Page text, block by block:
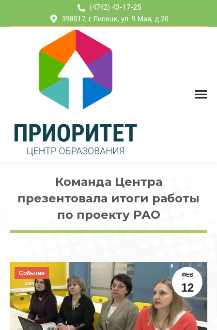
(4742) 43-17-25
398017, г.Липецк, ул. 9 Мая, д.20
Команда Центра
презентовала итоги работы
по проекту РАО
ФЕВ
12
События